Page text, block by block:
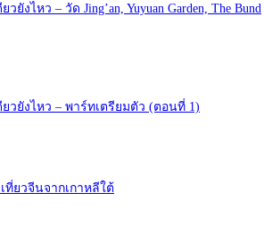
ยังไหว – วัด Jing’an, Yuyuan Garden, The Bund
วยังไหว – พาร์ทเตรียมตัว (ตอนที่ 1)
ยวจีนจากเกาหลีใต้